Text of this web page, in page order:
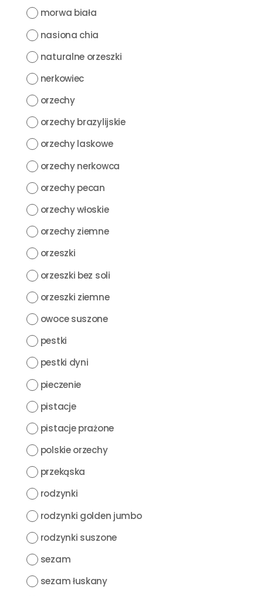
morwa biała
nasiona chia
naturalne orzeszki
nerkowiec
orzechy
orzechy brazylijskie
orzechy laskowe
orzechy nerkowca
orzechy pecan
orzechy włoskie
orzechy ziemne
orzeszki
orzeszki bez soli
orzeszki ziemne
owoce suszone
pestki
pestki dyni
pieczenie
pistacje
pistacje prażone
polskie orzechy
przekąska
rodzynki
rodzynki golden jumbo
rodzynki suszone
sezam
sezam łuskany